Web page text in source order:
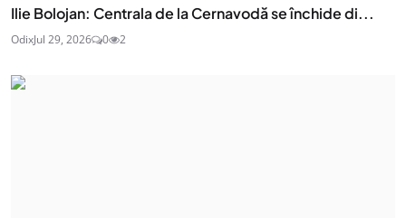
Ilie Bolojan: Centrala de la Cernavodă se închide di...
OdixJul 29, 2026 0 2